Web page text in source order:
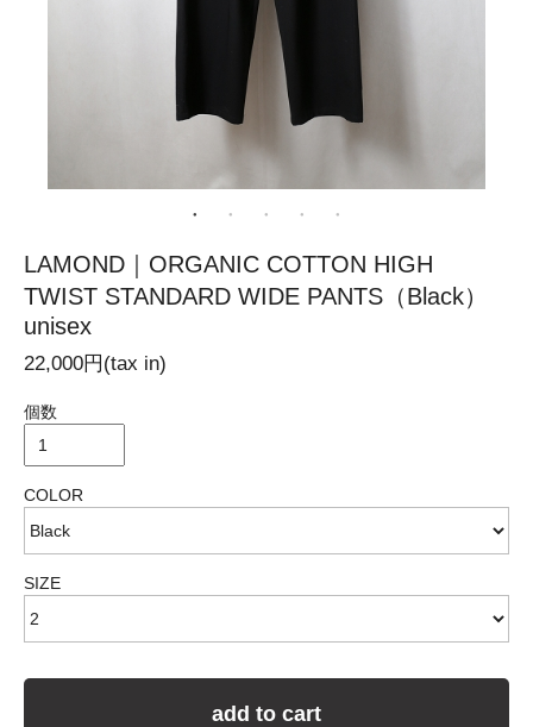
LAMOND｜ORGANIC COTTON HIGH
TWIST STANDARD WIDE PANTS（Black）
unisex
22,000円(tax in)
個数
COLOR
SIZE
add to cart